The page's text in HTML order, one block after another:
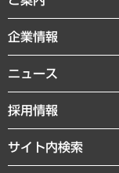
デジタルイノベーション
共生・ダイバーシティ
GRC（ガバナンス・リス
経済・産業・雇用・労働
レポート
コラム
経営用語集
受託・受注実績（官公庁
メディア掲載・出演
セミナー・イベント情報
MUFGビジネスセミナー
受託案件情報
企業情報
私たちの想い
社長メッセージ
会社概要
ニュース
ニュースリリース
お知らせ
採用情報
サイト内検索